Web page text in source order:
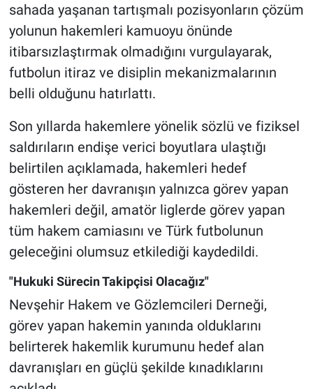
sahada yaşanan tartışmalı pozisyonların çözüm
yolunun hakemleri kamuoyu önünde
itibarsızlaştırmak olmadığını vurgulayarak,
futbolun itiraz ve disiplin mekanizmalarının
belli olduğunu hatırlattı.
Son yıllarda hakemlere yönelik sözlü ve fiziksel
saldırıların endişe verici boyutlara ulaştığı
belirtilen açıklamada, hakemleri hedef
gösteren her davranışın yalnızca görev yapan
hakemleri değil, amatör liglerde görev yapan
tüm hakem camiasını ve Türk futbolunun
geleceğini olumsuz etkilediği kaydedildi.
"Hukuki Sürecin Takipçisi Olacağız"
Nevşehir Hakem ve Gözlemcileri Derneği,
görev yapan hakemin yanında olduklarını
belirterek hakemlik kurumunu hedef alan
davranışları en güçlü şekilde kınadıklarını